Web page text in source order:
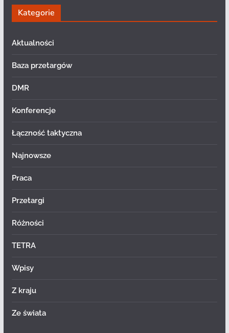
Kategorie
Aktualności
Baza przetargów
DMR
Konferencje
Łączność taktyczna
Najnowsze
Praca
Przetargi
Różności
TETRA
Wpisy
Z kraju
Ze świata